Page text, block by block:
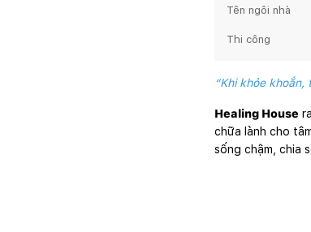
Tên ngôi nhà
Thi công
“Khi khỏe
Healing House
chữa lành cho
sống chậm, chia